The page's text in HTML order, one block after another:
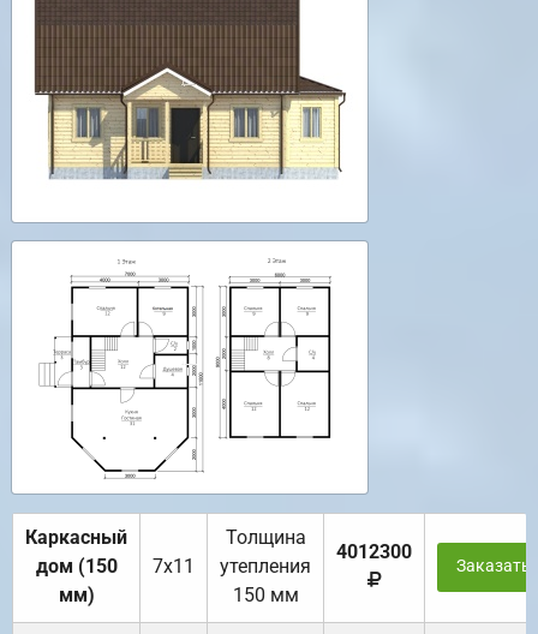
Каркасный
дом (150
мм)
7х11
Толщина
утепления
150 мм
4012300
Заказать